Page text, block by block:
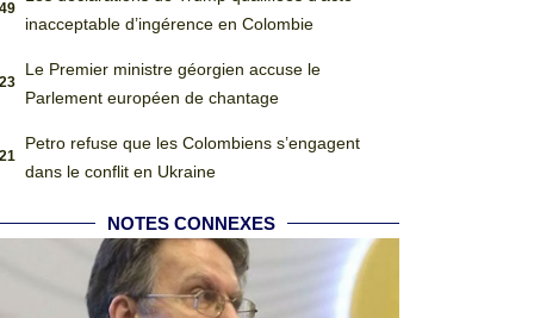
inacceptable d’ingérence en Colombie
Le Premier ministre géorgien accuse le
Parlement européen de chantage
Petro refuse que les Colombiens s’engagent
dans le conflit en Ukraine
NOTES CONNEXES